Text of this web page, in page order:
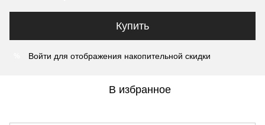
Купить
Войти для отображения накопительной скидки
В избранное